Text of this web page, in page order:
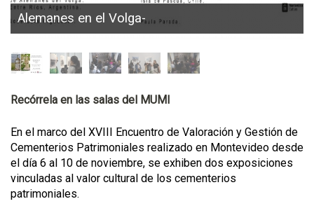
Alemanes en el Volga-
Recórrela en las salas del MUMI
En el marco del XVIII Encuentro de Valoración y Gestión de
Cementerios Patrimoniales realizado en Montevideo desde
el día 6 al 10 de noviembre, se exhiben dos exposiciones
vinculadas al valor cultural de los cementerios
patrimoniales.